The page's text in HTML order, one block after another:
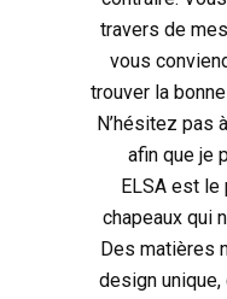
travers de
vous
trouver la
N’hésitez pas
afin que je
ELSA est
chapeaux qui
Des matières
design unique,